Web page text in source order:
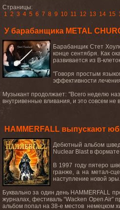
Страницы:
1 2 3 4 5 6 7 8 9 10 11 12 13 14 15
У барабанщика METAL
Барабанщик Стет
конце сентября. Как
развивается из B-
"Говоря простым
эффективности
Музыкант продолжает: "Всего неделю
внутривенные вливания, и это совсем не
HAMMERFALL выпускают
Дебютный альбом
Nuclear Blast в
В 1997 году пятеро
гранже, а на метал-
наступление новой
Буквально за один день HAMMERFALL
журналах, фестиваль “Wacken Open Air”
альбом попал на 38-е местов немецком